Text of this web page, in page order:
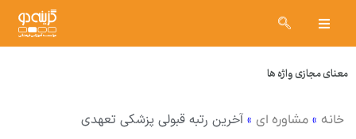
معنای مجازی واژه ها
خانه » مشاوره ای » آخرین رتبه قبولی پزشکی تعهدی